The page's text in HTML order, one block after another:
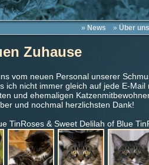
» News » Über uns
Zuhause
vom neuen Personal unserer
ich nicht immer gleich auf jede E-
und ehemaligen
und nochmal herzlichsten Dank!
TinRoses & Sweet Delilah of Blue